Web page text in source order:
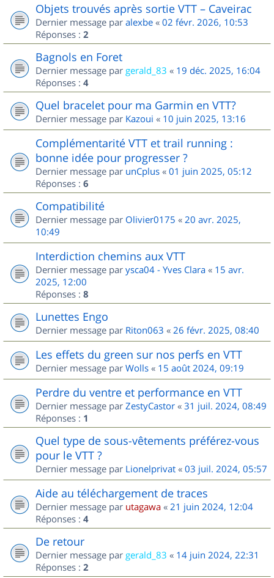
Objets trouvés après sortie VTT – Caveirac
Dernier message par alexbe « 02 févr. 2026, 10:53
Réponses : 2
Bagnols en Foret
Dernier message par gerald_83 « 19 déc. 2025, 16:04
Réponses : 4
Quel bracelet pour ma Garmin en VTT?
Dernier message par Kazoui « 10 juin 2025, 13:16
Complémentarité VTT et trail running :
bonne idée pour progresser ?
Dernier message par unCplus « 01 juin 2025, 05:12
Réponses : 6
Compatibilité
Dernier message par Olivier0175 « 20 avr. 2025,
10:49
Interdiction chemins aux VTT
Dernier message par ysca04 - Yves Clara « 15 avr.
2025, 12:00
Réponses : 8
Lunettes Engo
Dernier message par Riton063 « 26 févr. 2025, 08:40
Les effets du green sur nos perfs en VTT
Dernier message par Wolls « 15 août 2024, 09:19
Perdre du ventre et performance en VTT
Dernier message par ZestyCastor « 31 juil. 2024, 08:49
Réponses : 1
Quel type de sous-vêtements préférez-vous
pour le VTT ?
Dernier message par Lionelprivat « 03 juil. 2024, 05:57
Aide au téléchargement de traces
Dernier message par utagawa « 21 juin 2024, 12:04
Réponses : 4
De retour
Dernier message par gerald_83 « 14 juin 2024, 22:31
Réponses : 2